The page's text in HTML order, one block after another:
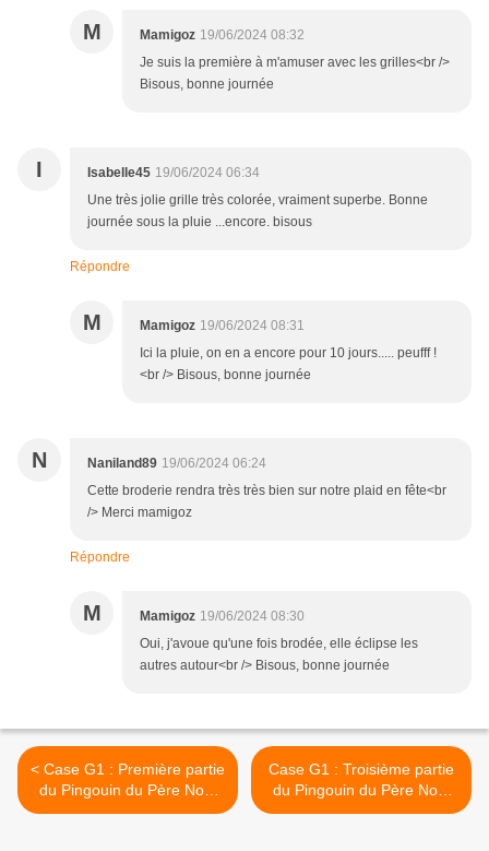
M Mamigoz 19/06/2024 08:32
Je suis la première à m'amuser avec les grilles<br />
Bisous, bonne journée
I Isabelle45 19/06/2024 06:34
Une très jolie grille très colorée, vraiment superbe. Bonne
journée sous la pluie ...encore. bisous
Répondre
M Mamigoz 19/06/2024 08:31
Ici la pluie, on en a encore pour 10 jours..... peufff !
<br /> Bisous, bonne journée
N Naniland89 19/06/2024 06:24
Cette broderie rendra très très bien sur notre plaid en fête<br
/> Merci mamigoz
Répondre
M Mamigoz 19/06/2024 08:30
Oui, j'avoue qu'une fois brodée, elle éclipse les
autres autour<br /> Bisous, bonne journée
< Case G1 : Première partie
du Pingouin du Père Noël
pour le Plaid en Fêtes
Case G1 : Troisième partie
du Pingouin du Père Noël
pour le Plaid en Fêtes >